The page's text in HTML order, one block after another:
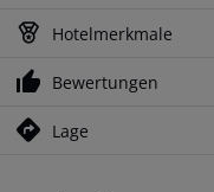
Hotelmerkmale
Bewertungen
Lage